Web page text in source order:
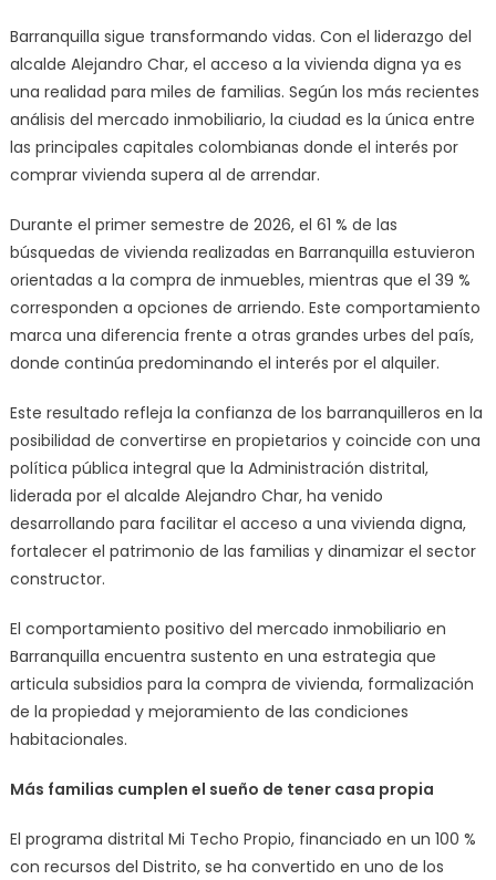
a
sus
ciudadanos
en
propietarios
Barranquilla sigue transformando vidas. Con el liderazgo del
alcalde Alejandro Char, el acceso a la vivienda digna ya es
una realidad para miles de familias. Según los más recientes
análisis del mercado inmobiliario, la ciudad es la única entre
las principales capitales colombianas donde el interés por
comprar vivienda supera al de arrendar.
Durante el primer semestre de 2026, el 61 % de las
búsquedas de vivienda realizadas en Barranquilla estuvieron
orientadas a la compra de inmuebles, mientras que el 39 %
corresponden a opciones de arriendo. Este comportamiento
marca una diferencia frente a otras grandes urbes del país,
donde continúa predominando el interés por el alquiler.
Este resultado refleja la confianza de los barranquilleros en la
posibilidad de convertirse en propietarios y coincide con una
política pública integral que la Administración distrital,
liderada por el alcalde Alejandro Char, ha venido
desarrollando para facilitar el acceso a una vivienda digna,
fortalecer el patrimonio de las familias y dinamizar el sector
constructor.
El comportamiento positivo del mercado inmobiliario en
Barranquilla encuentra sustento en una estrategia que
articula subsidios para la compra de vivienda, formalización
de la propiedad y mejoramiento de las condiciones
habitacionales.
Más familias cumplen el sueño de tener casa propia
El programa distrital Mi Techo Propio, financiado en un 100 %
con recursos del Distrito, se ha convertido en uno de los